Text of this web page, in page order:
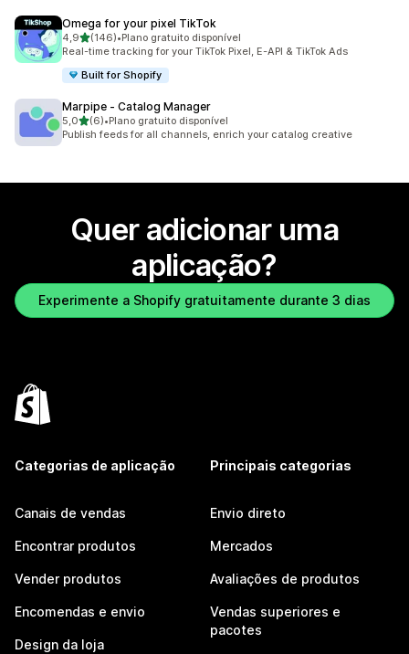
Omega for your pixel TikTok
4,9de 5 estrelas
(146)
146 total de avaliações
•Plano gratuito disponível
Real-time tracking for your TikTok Pixel, E-API & TikTok Ads
Built for Shopify
Marpipe ‑ Catalog Manager
5,0de 5 estrelas
(6)
6 total de avaliações
•Plano gratuito disponível
Publish feeds for all channels, enrich your catalog creative
Quer adicionar uma
aplicação?
Experimente a Shopify gratuitamente durante 3 dias
Categorias de aplicação
Canais de vendas
Encontrar produtos
Vender produtos
Encomendas e envio
Design da loja
Principais categorias
Envio direto
Mercados
Avaliações de produtos
Vendas superiores e
pacotes